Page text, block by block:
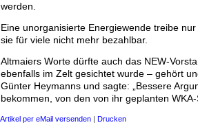
werden.
Eine unorganisierte Energiewende treibe
sie für viele nicht mehr bezahlbar.
Altmaiers Worte dürfte auch das NEW-
ebenfalls im Zelt gesichtet wurde – gehört
Günter Heymanns und sagte: „Bessere
bekommen, von den von ihr geplanten WKA-
Artikel per eMail versenden | Drucken